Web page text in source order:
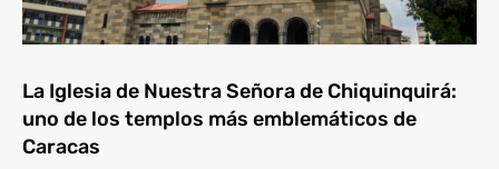
La Iglesia de Nuestra Señora de Chiquinquirá:
uno de los templos más emblemáticos de
Caracas